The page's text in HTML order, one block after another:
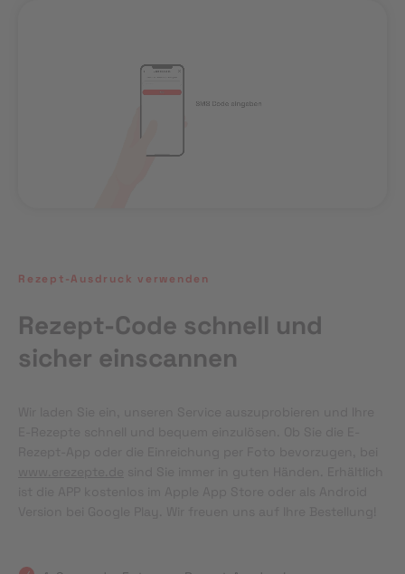
Rezept-Ausdruck verwenden
Rezept-Code schnell und
sicher einscannen